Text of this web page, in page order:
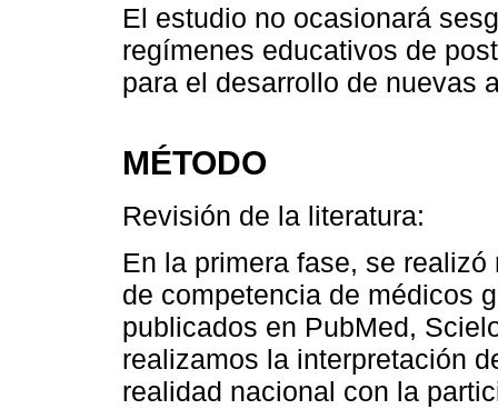
El estudio no ocasionará
regímenes educativos de
para el desarrollo de nuevas
MÉTODO
Revisión de la literatura:
En la primera fase, se
de competencia de médicos
publicados en PubMed,
realizamos la interpretación
realidad nacional con la